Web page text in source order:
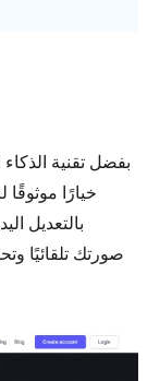
خيارًا موثوقًا
بالتعديل
صورتك تلقائيًا